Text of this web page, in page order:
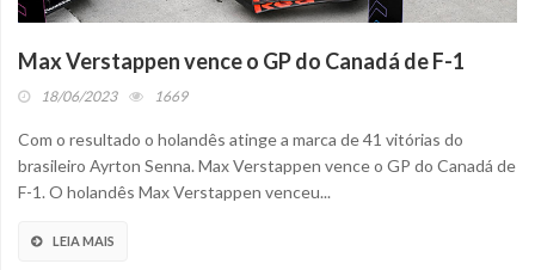
Max Verstappen vence o GP do Canadá de F-1
18/06/2023 1669
Com o resultado o holandês atinge a marca de 41 vitórias do
brasileiro Ayrton Senna. Max Verstappen vence o GP do Canadá de
F-1. O holandês Max Verstappen venceu...
LEIA MAIS